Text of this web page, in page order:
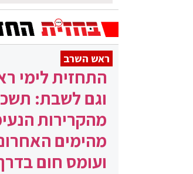
ראש השרב
התחזית לימי
וגם לשבת:
מהקרירות
מהימים
ועומס חום